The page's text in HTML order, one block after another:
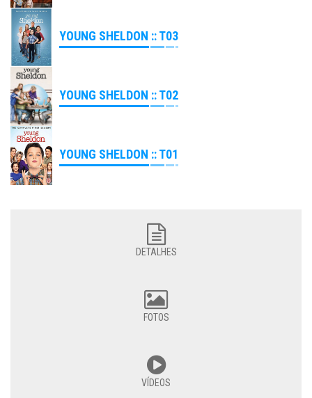
YOUNG SHELDON :: T03
YOUNG SHELDON :: T02
YOUNG SHELDON :: T01
DETALHES
FOTOS
VÍDEOS